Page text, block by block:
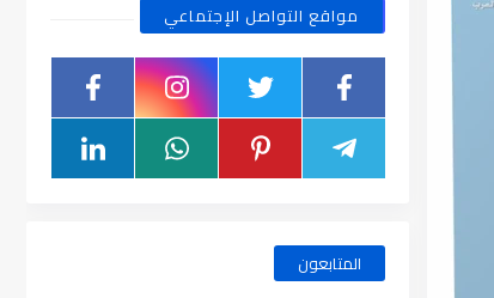
مواقع التواصل الإجتماعي
المتابعون